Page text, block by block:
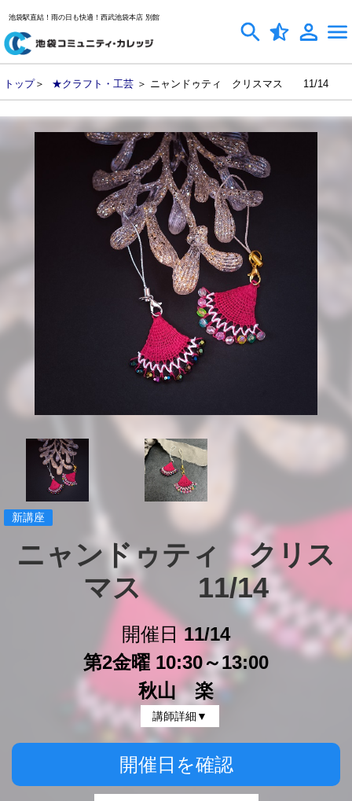
池袋駅直結！雨の日も快適！西武池袋本店 別館
トップ＞ ★クラフト・工芸 ＞ ニャンドゥティ クリスマス 11/14
新講座
ニャンドゥティ　クリス
マス　　11/14
開催日11/14
第2金曜 10:30～13:00
秋山 楽
講師詳細▼
開催日を確認